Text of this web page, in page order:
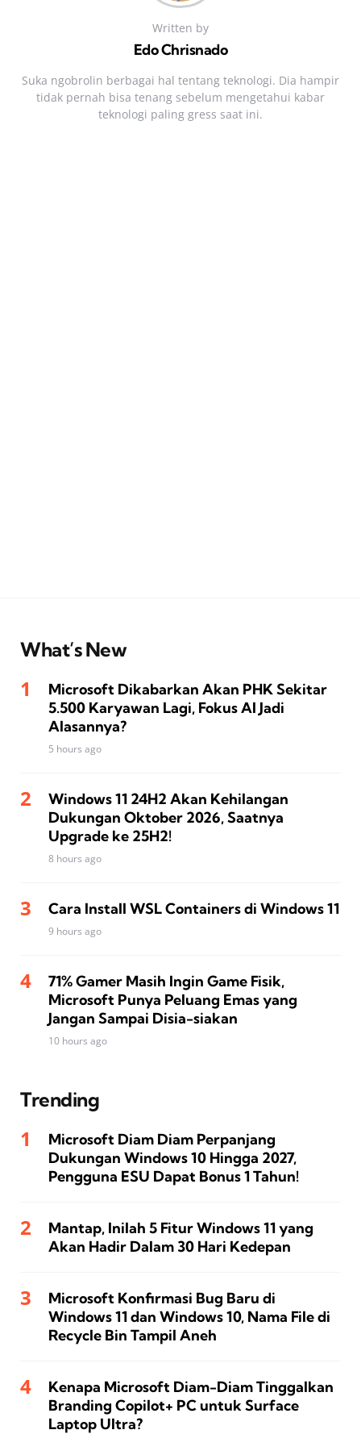
Written by
Edo Chrisnado
Suka ngobrolin berbagai hal tentang teknologi. Dia hampir
tidak pernah bisa tenang sebelum mengetahui kabar
teknologi paling gress saat ini.
What’s New
Microsoft Dikabarkan Akan PHK Sekitar
5.500 Karyawan Lagi, Fokus AI Jadi
Alasannya?
5 hours ago
Windows 11 24H2 Akan Kehilangan
Dukungan Oktober 2026, Saatnya
Upgrade ke 25H2!
8 hours ago
Cara Install WSL Containers di Windows 11
9 hours ago
71% Gamer Masih Ingin Game Fisik,
Microsoft Punya Peluang Emas yang
Jangan Sampai Disia-siakan
10 hours ago
Trending
Microsoft Diam Diam Perpanjang
Dukungan Windows 10 Hingga 2027,
Pengguna ESU Dapat Bonus 1 Tahun!
Mantap, Inilah 5 Fitur Windows 11 yang
Akan Hadir Dalam 30 Hari Kedepan
Microsoft Konfirmasi Bug Baru di
Windows 11 dan Windows 10, Nama File di
Recycle Bin Tampil Aneh
Kenapa Microsoft Diam-Diam Tinggalkan
Branding Copilot+ PC untuk Surface
Laptop Ultra?